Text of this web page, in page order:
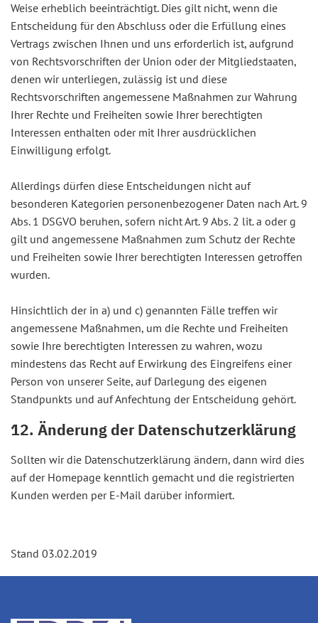
Weise erheblich beeinträchtigt. Dies gilt nicht, wenn die
Entscheidung für den Abschluss oder die Erfüllung eines
Vertrags zwischen Ihnen und uns erforderlich ist, aufgrund
von Rechtsvorschriften der Union oder der Mitgliedstaaten,
denen wir unterliegen, zulässig ist und diese
Rechtsvorschriften angemessene Maßnahmen zur Wahrung
Ihrer Rechte und Freiheiten sowie Ihrer berechtigten
Interessen enthalten oder mit Ihrer ausdrücklichen
Einwilligung erfolgt.
Allerdings dürfen diese Entscheidungen nicht auf
besonderen Kategorien personenbezogener Daten nach Art. 9
Abs. 1 DSGVO beruhen, sofern nicht Art. 9 Abs. 2 lit. a oder g
gilt und angemessene Maßnahmen zum Schutz der Rechte
und Freiheiten sowie Ihrer berechtigten Interessen getroffen
wurden.
Hinsichtlich der in a) und c) genannten Fälle treffen wir
angemessene Maßnahmen, um die Rechte und Freiheiten
sowie Ihre berechtigten Interessen zu wahren, wozu
mindestens das Recht auf Erwirkung des Eingreifens einer
Person von unserer Seite, auf Darlegung des eigenen
Standpunkts und auf Anfechtung der Entscheidung gehört.
12. Änderung der Datenschutzerklärung
Sollten wir die Datenschutzerklärung ändern, dann wird dies
auf der Homepage kenntlich gemacht und die registrierten
Kunden werden per E-Mail darüber informiert.
Stand 03.02.2019